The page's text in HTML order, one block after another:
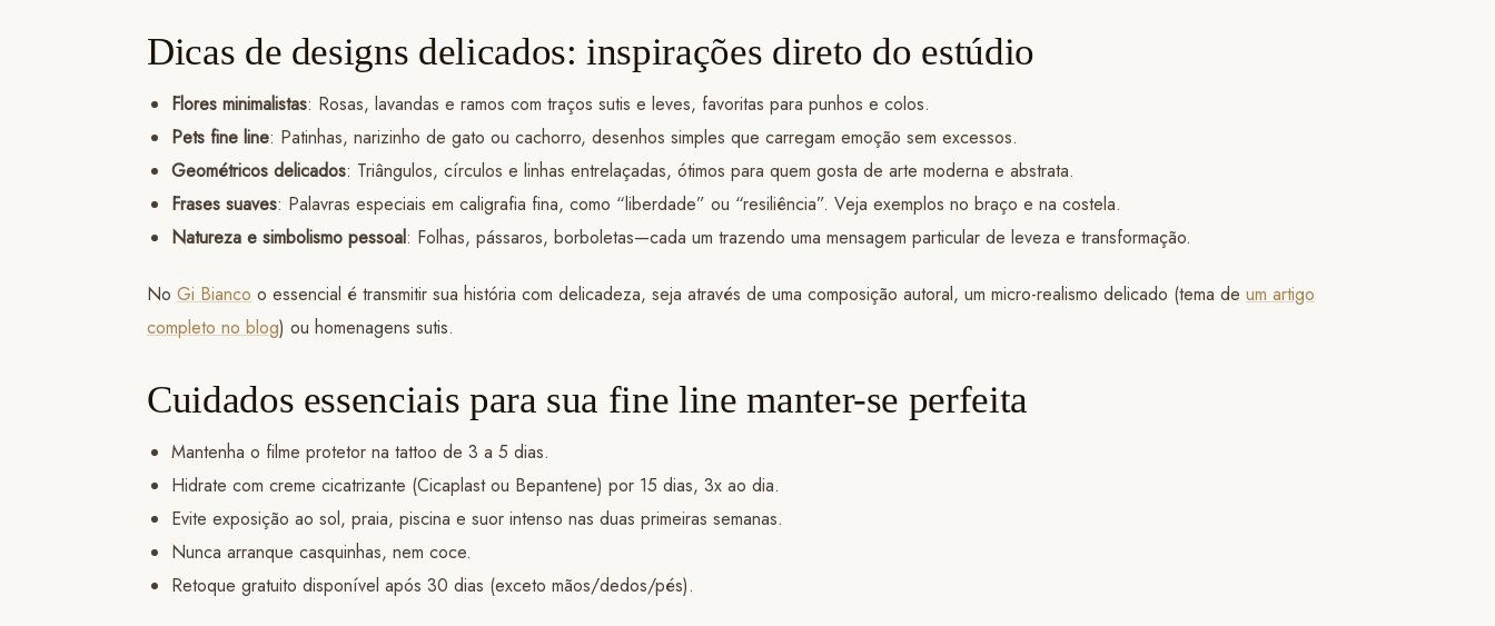
Dicas de designs delicados: inspirações direto do estúdio
Flores minimalistas: Rosas, lavandas e ramos com traços sutis e leves, favoritas para punhos e colos.
Pets fine line: Patinhas, narizinho de gato ou cachorro, desenhos simples que carregam emoção sem excessos.
Geométricos delicados: Triângulos, círculos e linhas entrelaçadas, ótimos para quem gosta de arte moderna e abstrata.
Frases suaves: Palavras especiais em caligrafia fina, como “liberdade” ou “resiliência”. Veja exemplos no braço e na costela.
Natureza e simbolismo pessoal: Folhas, pássaros, borboletas—cada um trazendo uma mensagem particular de leveza e transformação.
No Gi Bianco o essencial é transmitir sua história com delicadeza, seja através de uma composição autoral, um micro-realismo delicado (tema de um artigo
completo no blog) ou homenagens sutis.
Cuidados essenciais para sua fine line manter-se perfeita
Mantenha o filme protetor na tattoo de 3 a 5 dias.
Hidrate com creme cicatrizante (Cicaplast ou Bepantene) por 15 dias, 3x ao dia.
Evite exposição ao sol, praia, piscina e suor intenso nas duas primeiras semanas.
Nunca arranque casquinhas, nem coce.
Retoque gratuito disponível após 30 dias (exceto mãos/dedos/pés).